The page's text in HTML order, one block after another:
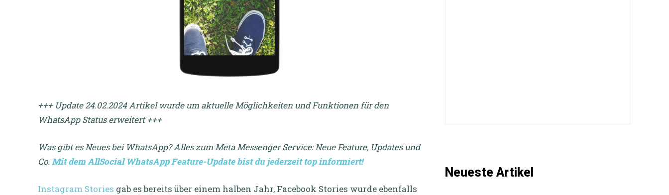
+++ Update 24.02.2024 Artikel wurde um aktuelle Möglichkeiten und Funktionen für den
WhatsApp Status erweitert +++
Was gibt es Neues bei WhatsApp? Alles zum Meta Messenger Service: Neue Feature, Updates und
Co.Mit dem AllSocial WhatsApp Feature-Update bist du jederzeit topinformiert!
Instagram Stories gab es bereits über einem halben Jahr, Facebook Stories wurde ebenfalls
Neueste Artikel